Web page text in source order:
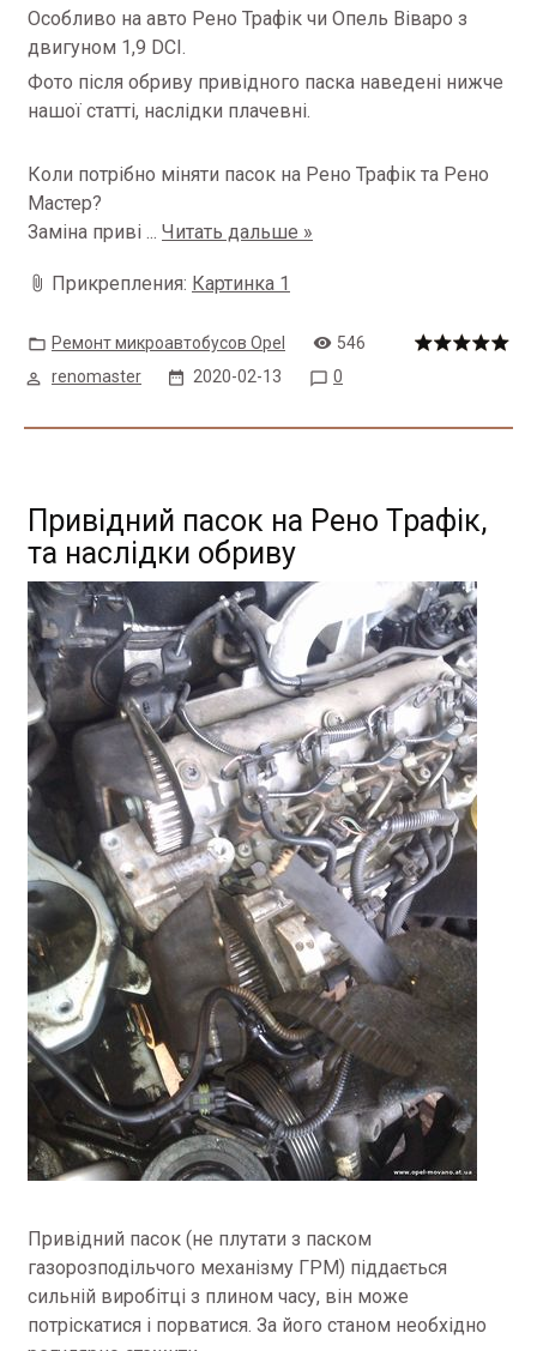
Особливо на авто Рено Трафік чи Опель Віваро з
двигуном 1,9 DCI.
Фото після обриву привідного паска наведені нижче
нашої статті, наслідки плачевні.
Коли потрібно міняти пасок на Рено Трафік та Рено
Мастер?
Заміна приві ... Читать дальше »
Прикрепления: Картинка 1
Ремонт микроавтобусов Opel
546
renomaster
2020-02-13 0
Привідний пасок на Рено Трафік,
та наслідки обриву
Привідний пасок (не плутати з паском
газорозподільчого механізму ГРМ) піддається
сильній виробітці з плином часу, він може
потріскатися і порватися. За його станом необхідно